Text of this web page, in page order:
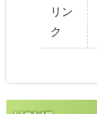
リン
ク